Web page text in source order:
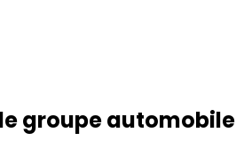
groupe automobile